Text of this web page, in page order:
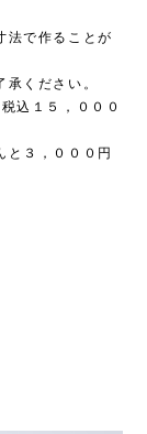
法で作ることが
ください。
込１５，０００
と３，０００円